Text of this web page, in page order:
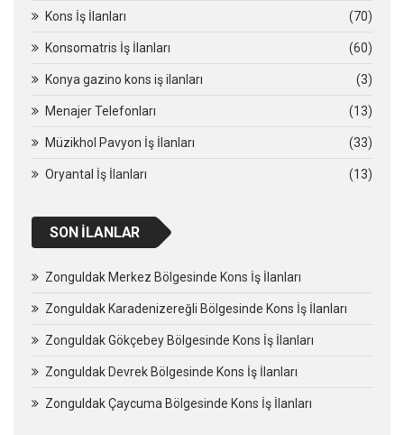
Kons İş İlanları (70)
Konsomatris İş İlanları (60)
Konya gazino kons iş ilanları (3)
Menajer Telefonları (13)
Müzikhol Pavyon İş İlanları (33)
Oryantal İş İlanları (13)
SON İLANLAR
Zonguldak Merkez Bölgesinde Kons İş İlanları
Zonguldak Karadenizereğli Bölgesinde Kons İş İlanları
Zonguldak Gökçebey Bölgesinde Kons İş İlanları
Zonguldak Devrek Bölgesinde Kons İş İlanları
Zonguldak Çaycuma Bölgesinde Kons İş İlanları